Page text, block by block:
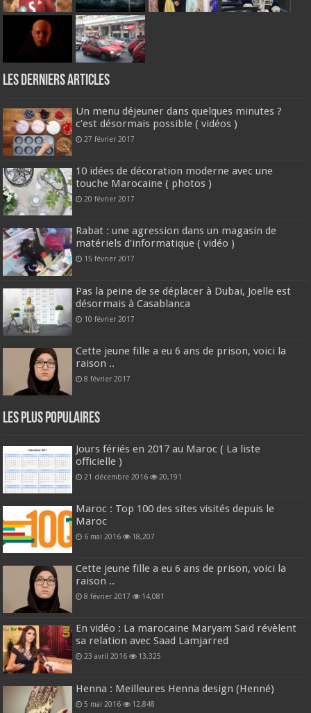
Les derniers articles
Un menu déjeuner dans quelques minutes ?
c’est désormais possible ( vidéos )
27 février 2017
10 idées de décoration moderne avec une
touche Marocaine ( photos )
20 février 2017
Rabat : une agression dans un magasin de
matériels d’informatique ( vidéo )
15 février 2017
Pas la peine de se déplacer à Dubai, Joelle est
désormais à Casablanca
10 février 2017
Cette jeune fille a eu 6 ans de prison, voici la
raison ..
8 février 2017
Les plus populaires
Jours fériés en 2017 au Maroc ( La liste
officielle )
21 décembre 2016 20,191
Maroc : Top 100 des sites visités depuis le
Maroc
6 mai 2016 18,207
Cette jeune fille a eu 6 ans de prison, voici la
raison ..
8 février 2017 14,081
En vidéo : La marocaine Maryam Saïd révèlent
sa relation avec Saad Lamjarred
23 avril 2016 13,325
Henna : Meilleures Henna design (Henné)
5 mai 2016 12,848